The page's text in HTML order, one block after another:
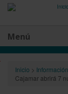
Menú
Inicio >
Cajamar abrirá 7
E